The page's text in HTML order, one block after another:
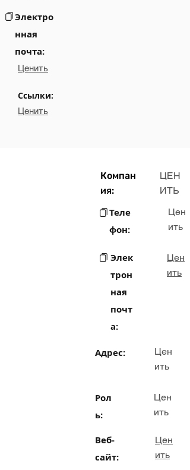
Электро
нная
почта:
Ценить
Ссылки:
Ценить
Компан
ия:
ЦЕН
ИТЬ
Теле
фон:
Цен
ить
Элек
трон
ная
почт
а:
Цен
ить
Адрес:
Цен
ить
Рол
ь:
Цен
ить
Веб-
сайт:
Цен
ить